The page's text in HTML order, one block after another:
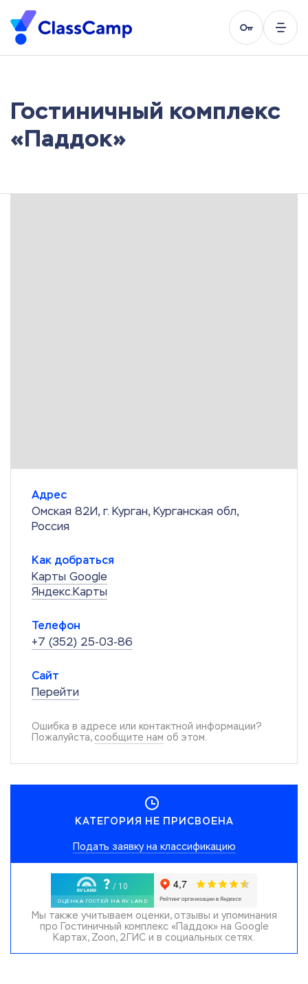
Гостиничный комплекс
«Паддок»
Адрес
Омская 82И, г. Курган, Курганская обл,
Россия
Как добраться
Карты Google
Яндекс.Карты
Телефон
+7 (352) 25-03-86
Сайт
Перейти
Ошибка в адресе или контактной информации?
Пожалуйста, сообщите нам об этом.
КАТЕГОРИЯ НЕ ПРИСВОЕНА
Подать заявку на классификацию
Мы также учитываем оценки, отзывы и упоминания
про Гостиничный комплекс «Паддок» на Google
Картах, Zoon, 2ГИС и в социальных сетях.